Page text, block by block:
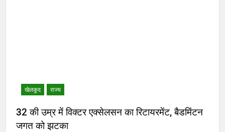
खेलकूद राज्य
32 की उम्र में विक्टर एक्सेलसन का रिटायरमेंट, बैडमिंटन
जगत को झटका